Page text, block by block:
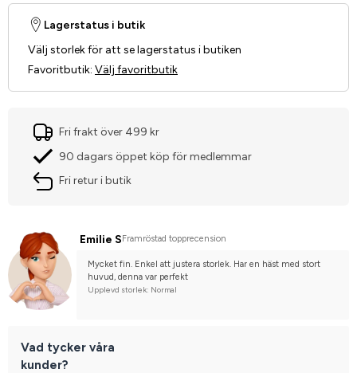
Lagerstatus i butik
Välj storlek för att se lagerstatus i butiken
Favoritbutik: Välj favoritbutik
Fri frakt över 499 kr
90 dagars öppet köp för medlemmar
Fri retur i butik
Emilie S Framröstad topprecension
Mycket fin. Enkel att justera storlek. Har en häst med stort
huvud, denna var perfekt
Upplevd storlek: Normal
Vad tycker våra
kunder?